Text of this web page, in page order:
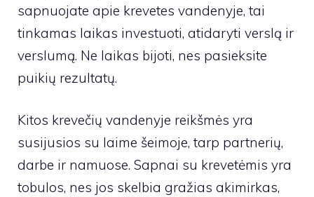
sapnuojate apie krevetes vandenyje, tai
tinkamas laikas investuoti, atidaryti verslą ir
verslumą. Ne laikas bijoti, nes pasieksite
puikių rezultatų.
Kitos krevečių vandenyje reikšmės yra
susijusios su laime šeimoje, tarp partnerių,
darbe ir namuose. Sapnai su krevetėmis yra
tobulos, nes jos skelbia gražias akimirkas,